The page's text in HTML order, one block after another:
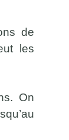
de
les
On